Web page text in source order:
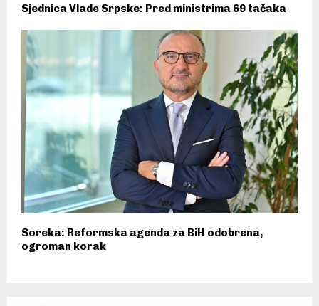
Sjednica Vlade Srpske: Pred ministrima 69 tačaka
Soreka: Reformska agenda za BiH odobrena,
ogroman korak